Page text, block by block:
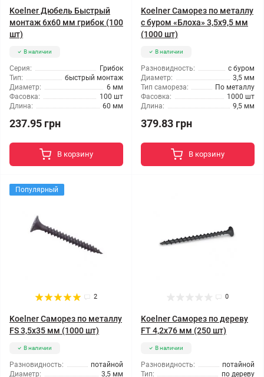
Koelner Дюбель Быстрый
монтаж 6x60 мм грибок (100
шт)
В наличии
Серия:
Грибок
Тип:
быстрый монтаж
Диаметр:
6 мм
Фасовка:
100 шт
Длина:
60 мм
237.95 грн
В корзину
Koelner Саморез по металлу
с буром «Блоха» 3,5x9,5 мм
(1000 шт)
В наличии
Разновидность:
с буром
Диаметр:
3,5 мм
Тип самореза:
По металлу
Фасовка:
1000 шт
Длина:
9,5 мм
379.83 грн
В корзину
Популярный
2
Koelner Саморез по металлу
FS 3,5x35 мм (1000 шт)
В наличии
Разновидность:
потайной
Диаметр:
3,5 мм
0
Koelner Саморез по дереву
FT 4,2x76 мм (250 шт)
В наличии
Разновидность:
потайной
Тип:
по дереву